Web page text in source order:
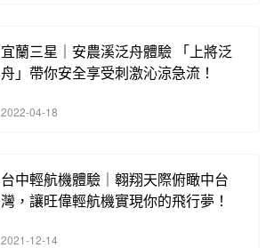
宜蘭三星｜安農溪泛舟體驗 「上將泛
舟」帶你安全享受刺激沁涼急流！
2022-04-18
台中輕航機體驗｜翱翔天際俯瞰中台
灣，讓旺偉輕航機實現你的飛行夢！
2021-12-14